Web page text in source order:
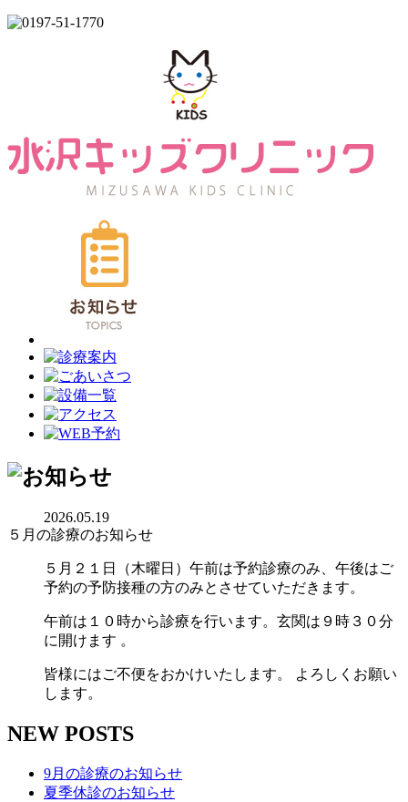
2026.05.19
５月の診療のお知らせ
５月２１日（木曜日）午前は予約診療のみ、午後はご
予約の予防接種の方のみとさせていただきます。
午前は１０時から診療を行います。玄関は９時３０分
に開けます 。
皆様にはご不便をおかけいたします。 よろしくお願い
します。
NEW POSTS
9月の診療のお知らせ
夏季休診のお知らせ